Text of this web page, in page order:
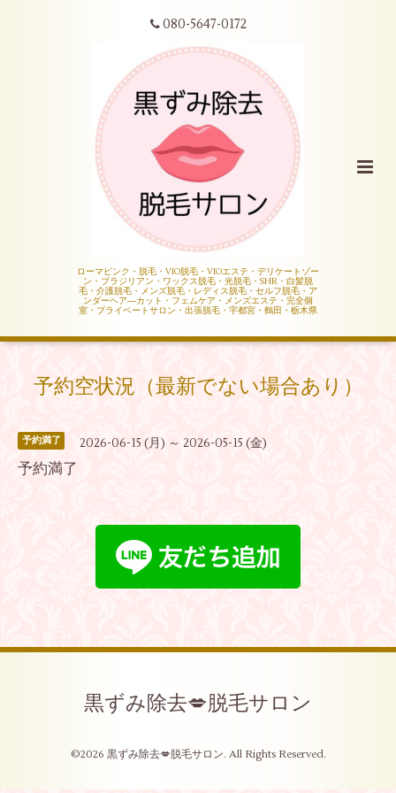
080-5647-0172
ローマピンク・脱毛・VIO脱毛・VIOエステ・デリケートゾー
ン・ブラジリアン・ワックス脱毛・光脱毛・SHR・白髪脱
毛・介護脱毛・メンズ脱毛・レディス脱毛・セルフ脱毛・ア
ンダーヘア―カット・フェムケア・メンズエステ・完全個
室・プライベートサロン・出張脱毛・宇都宮・鶴田・栃木県
予約空状況（最新でない場合あり）
予約満了 2026-06-15 (月) ～ 2026-05-15 (金)
予約満了
黒ずみ除去💋脱毛サロン
©2026 黒ずみ除去💋脱毛サロン. All Rights Reserved.